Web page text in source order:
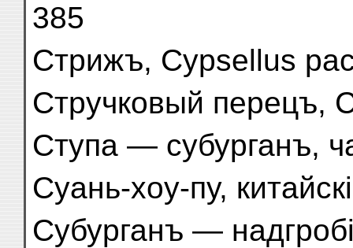
385
Стрижъ, Cypsellus
Стручковый перецъ,
Ступа — субурганъ,
Суань-хоу-пу,
Субурганъ —